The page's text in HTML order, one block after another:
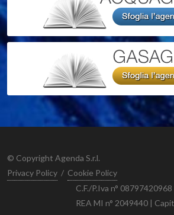
© Copyright Agenda S.r.l.
Privacy Policy / Cookie Policy
C.F./P.Iva n° 08797420968
REA MI n° 2049440 |